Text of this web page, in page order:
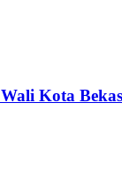
Kota